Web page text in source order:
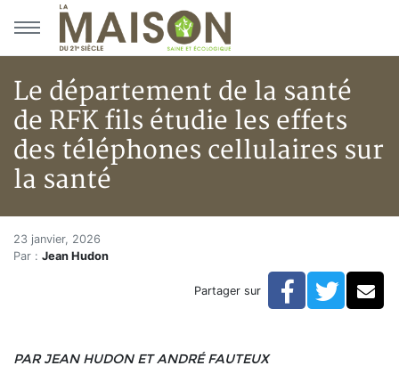
Aller au menu principal
Aller au contenu principal
Le département de la santé
de RFK fils étudie les effets
des téléphones cellulaires sur
la santé
Accueil
Articles
Le département de la santé de RFK fils étudie les
Le département de la santé
23 janvier, 2026
Par : Jean Hudon
Partager sur Facebook
PAR JEAN HUDON ET ANDRÉ FAUTEUX